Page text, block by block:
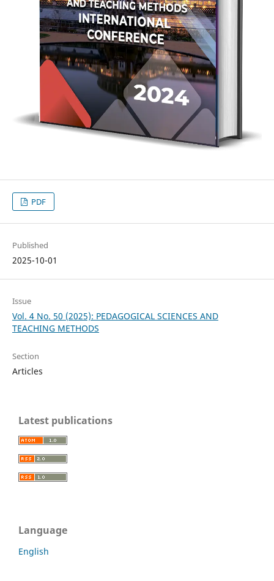
PDF
Published
2025-10-01
Issue
Vol. 4 No. 50 (2025): PEDAGOGICAL SCIENCES AND
TEACHING METHODS
Section
Articles
Latest publications
Language
English